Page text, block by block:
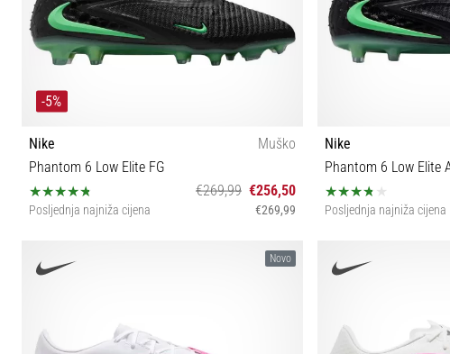
-5%
Nike
Muško
Phantom 6 Low Elite FG
€269,99 €256,50
Posljednja najniža cijena €269,99
Nike
Phantom 6 Low Elite
Posljednja najniža cijena
Novo